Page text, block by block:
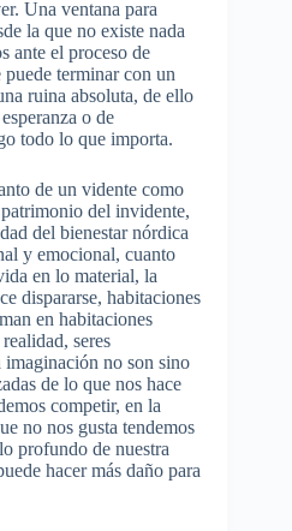
Una ventana para
la que no existe nada
ante el proceso de
terminar con un
ruina absoluta, de ello
o de
todo lo que importa.
de un vidente como
del invidente,
del bienestar nórdica
y emocional, cuanto
en lo material, la
dispararse, habitaciones
en habitaciones
seres
no son sino
de lo que nos hace
competir, en la
no nos gusta tendemos
profundo de nuestra
hacer más daño para